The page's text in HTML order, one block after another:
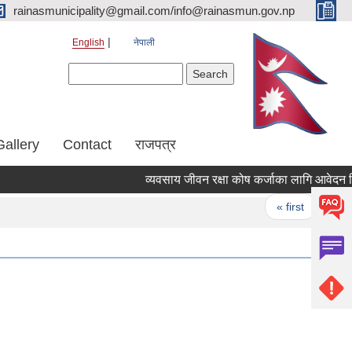
rainasmunicipality@gmail.com/info@rainasmun.gov.np
English नेपाली
Contact राजपत्र
व्यवसाय जीवन रक्षा कोष कर्जाका लागि आवेदन
« first ‹